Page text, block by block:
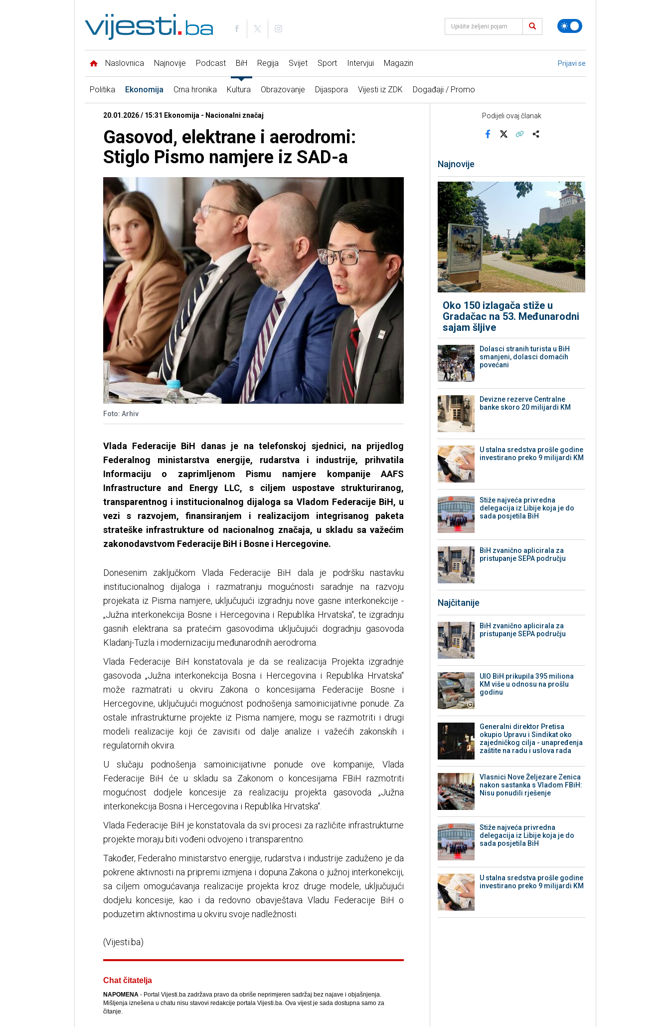
Naslovnica Najnovije Podcast BiH Regija Svijet Sport Intervjui Magazin Prijavi se
Politika Ekonomija Crna hronika Kultura Obrazovanje Dijaspora Vijesti iz ZDK Događaji / Promo
20.01.2026 / 15:31 Ekonomija - Nacionalni značaj
Gasovod, elektrane i aerodromi:
Stiglo Pismo namjere iz SAD-a
Foto: Arhiv
Vlada Federacije BiH danas je na telefonskoj sjednici, na prijedlog
Federalnog ministarstva energije, rudarstva i industrije, prihvatila
Informaciju o zaprimljenom Pismu namjere kompanije AAFS
Infrastructure and Energy LLC, s ciljem uspostave strukturiranog,
transparentnog i institucionalnog dijaloga sa Vladom Federacije BiH, u
vezi s razvojem, finansiranjem i realizacijom integrisanog paketa
strateške infrastrukture od nacionalnog značaja, u skladu sa važećim
zakonodavstvom Federacije BiH i Bosne i Hercegovine.
Donesenim zaključkom Vlada Federacije BiH dala je podršku nastavku
institucionalnog dijaloga i razmatranju mogućnosti saradnje na razvoju
projekata iz Pisma namjere, uključujući izgradnju nove gasne interkonekcije -
„Južna interkonekcija Bosne i Hercegovina i Republika Hrvatska“, te izgradnju
gasnih elektrana sa pratećim gasovodima uključujući dogradnju gasovoda
Kladanj-Tuzla i modernizaciju međunarodnih aerodroma.
Vlada Federacije BiH konstatovala je da se realizacija Projekta izgradnje
gasovoda „Južna interkonekcija Bosna i Hercegovina i Republika Hrvatska“
može razmatrati u okviru Zakona o koncesijama Federacije Bosne i
Hercegovine, uključujući mogućnost podnošenja samoinicijativne ponude. Za
ostale infrastrukturne projekte iz Pisma namjere, mogu se razmotriti i drugi
modeli realizacije koji će zavisiti od dalje analize i važećih zakonskih i
regulatornih okvira.
U slučaju podnošenja samoinicijativne ponude ove kompanije, Vlada
Federacije BiH će u skladu sa Zakonom o koncesijama FBiH razmotriti
mogućnost dodjele koncesije za realizaciju projekta gasovoda „Južna
interkonekcija Bosna i Hercegovina i Republika Hrvatska“.
Vlada Federacije BiH je konstatovala da svi procesi za različite infrastrukturne
projekte moraju biti vođeni odvojeno i transparentno.
Također, Federalno ministarstvo energije, rudarstva i industrije zaduženo je da
pokrene aktivnosti na pripremi izmjena i dopuna Zakona o južnoj interkonekciji,
sa ciljem omogućavanja realizacije projekta kroz druge modele, uključujući
dodjelu koncesije, kao i da redovno obavještava Vladu Federacije BiH o
poduzetim aktivnostima u okviru svoje nadležnosti.
(Vijesti.ba)
Chat čitatelja
NAPOMENA- Portal Vijesti.ba zadržava pravo da obriše neprimjeren sadržaj bez najave i objašnjenja.
Mišljenja iznešena u chatu nisu stavovi redakcije portala Vijesti.ba. Ova vijest je sada dostupna samo za
čitanje.
Podijeli ovaj članak
Najnovije
Oko 150 izlagača stiže u
Gradačac na 53. Međunarodni
sajam šljive
Dolasci stranih turista u BiH
smanjeni, dolasci domaćih
povećani
Devizne rezerve Centralne
banke skoro 20 milijardi KM
U stalna sredstva prošle godine
investirano preko 9 milijardi KM
Stiže najveća privredna
delegacija iz Libije koja je do
sada posjetila BiH
BiH zvanično aplicirala za
pristupanje SEPA području
Najčitanije
BiH zvanično aplicirala za
pristupanje SEPA području
UIO BiH prikupila 395 miliona
KM više u odnosu na prošlu
godinu
Generalni direktor Pretisa
okupio Upravu i Sindikat oko
zajedničkog cilja - unapređenja
zaštite na radu i uslova rada
Vlasnici Nove Željezare Zenica
nakon sastanka s Vladom FBiH:
Nisu ponudili rješenje
Stiže najveća privredna
delegacija iz Libije koja je do
sada posjetila BiH
U stalna sredstva prošle godine
investirano preko 9 milijardi KM